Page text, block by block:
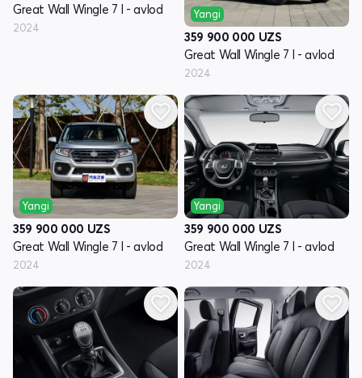
Great Wall Wingle 7 I - avlod
2024
Yangi
359 900 000 UZS
Great Wall Wingle 7 I - avlod
2024
Yangi
359 900 000 UZS
Great Wall Wingle 7 I - avlod
2024
Yangi
359 900 000 UZS
Great Wall Wingle 7 I - avlod
2024